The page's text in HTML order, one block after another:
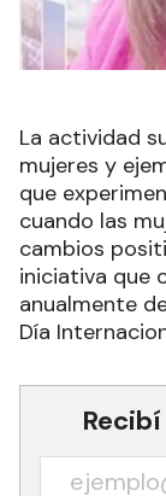
La actividad
mujeres y
que
cuando las
cambios
iniciativa que
anualmente
Día